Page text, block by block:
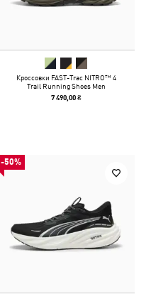
Кроссовки FAST-Trac NITRO™ 4
Trail Running Shoes Men
7 490,00 ₴
-50%